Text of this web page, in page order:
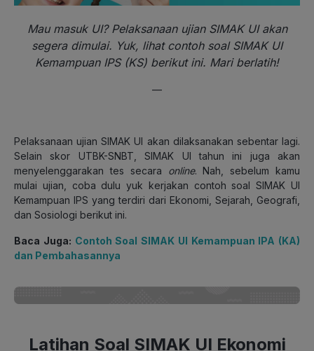
Mau masuk UI? Pelaksanaan ujian SIMAK UI akan
segera dimulai. Yuk, lihat contoh soal SIMAK UI
Kemampuan IPS (KS) berikut ini. Mari berlatih!
—
Pelaksanaan ujian SIMAK UI akan dilaksanakan sebentar lagi.
Selain skor UTBK-SNBT, SIMAK UI tahun ini juga akan
menyelenggarakan tes secara online. Nah, sebelum kamu
mulai ujian, coba dulu yuk kerjakan contoh soal SIMAK UI
Kemampuan IPS yang terdiri dari Ekonomi, Sejarah, Geografi,
dan Sosiologi berikut ini.
Baca Juga: Contoh Soal SIMAK UI Kemampuan IPA (KA)
dan Pembahasannya
Latihan Soal SIMAK UI Ekonomi